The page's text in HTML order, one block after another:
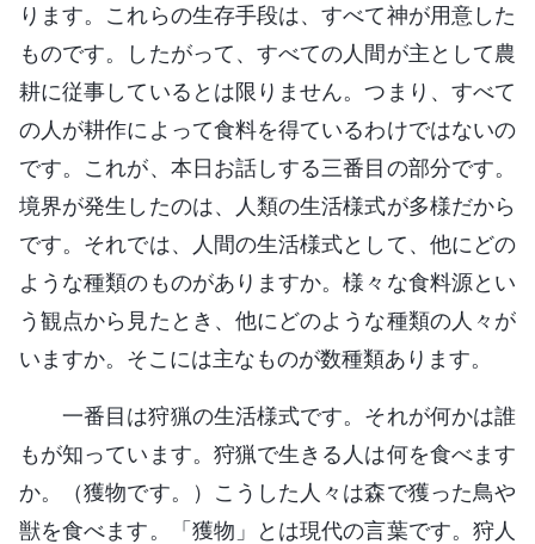
ります。これらの生存手段は、すべて神が用意した
ものです。したがって、すべての人間が主として農
耕に従事しているとは限りません。つまり、すべて
の人が耕作によって食料を得ているわけではないの
です。これが、本日お話しする三番目の部分です。
境界が発生したのは、人類の生活様式が多様だから
です。それでは、人間の生活様式として、他にどの
ような種類のものがありますか。様々な食料源とい
う観点から見たとき、他にどのような種類の人々が
いますか。そこには主なものが数種類あります。
一番目は狩猟の生活様式です。それが何かは誰
もが知っています。狩猟で生きる人は何を食べます
か。（獲物です。）こうした人々は森で獲った鳥や
獣を食べます。「獲物」とは現代の言葉です。狩人